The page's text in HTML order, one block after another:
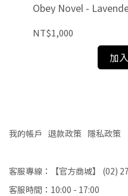
Obey Novel -
NT$1,000
加
我的帳戶 退款政策 隱私政策
客服專線：【官方商城】 (02)
客服時間：10:00 - 17:00